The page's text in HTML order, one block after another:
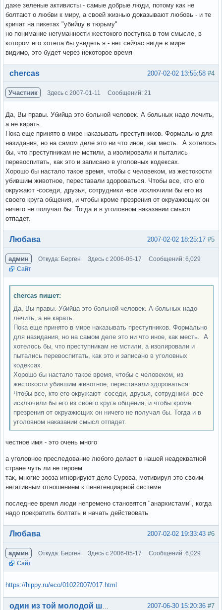
даже зеленые активисты - самые добрые люди, потому как не
болтают о любви к миру, а своей жизнью доказывают любовь - и те
кричат на пикетах "убийцу в тюрьму"
но понимание негуманности жестокого поступка в том смысле, в
котором его хотела бы увидеть я - нет сейчас нигде в мире
видимо, это будет через некоторое время
Вне форума #4
2007-02-02 13:55:58
chercas
Участник Здесь с 2007-01-11 Сообщений: 21
Да, Вы правы. Убийца это больной человек. А больных надо лечить,
а не карать.
Пока еще принято в мире наказывать преступников. Формально для
назидания, но на самом деле это ни что иное, как месть. А хотелось
бы, что преступникам не мстили, а изолировали и пытались
перевоспитать, как это и записано в уголовных кодексах.
Хорошо бы настало такое время, чтобы с человеком, из жестокости
убившим животное, переставали здороваться. Чтобы все, кто его
окружают -соседи, друзья, сотрудники -все исключили бы его из
своего круга общения, и чтобы кроме презрения от окруажющих он
ничего не получал бы. Тогда и в уголовном наказании смысл
отпадет.
Вне форума #5
2007-02-02 18:25:17
Любава
админ Откуда: Берген Здесь с 2006-05-17
Сообщений: 6,029
Сайт
chercas пишет:
Да, Вы правы. Убийца это больной человек. А больных надо
лечить, а не карать.
Пока еще принято в мире наказывать преступников. Формально
для назидания, но на самом деле это ни что иное, как месть. А
хотелось бы, что преступникам не мстили, а изолировали и
пытались перевоспитать, как это и записано в уголовных
кодексах.
Хорошо бы настало такое время, чтобы с человеком, из
жестокости убившим животное, переставали здороваться.
Чтобы все, кто его окружают -соседи, друзья, сотрудники -все
исключили бы его из своего круга общения, и чтобы кроме
презрения от окруажющих он ничего не получал бы. Тогда и в
уголовном наказании смысл отпадет.
честное имя - это очень много
а уголовное преследование любого делает в нашей неадекватной
стране чуть ли не героем
так, многие зооза игнорируют дело Сурова, мотивируя это своим
негативным отношением к пенетенциарной системе
последнее время люди непремено становятся "анархистами", когда
надо прекратить болтать и начать действовать
Вне форума #6
2007-02-02 19:33:43
Любава
админ Откуда: Берген Здесь с 2006-05-17
Сообщений: 6,029
Сайт
https://hippy.ru/eco/01022007/017.html
Вне форума #7
2007-06-30 15:20:36